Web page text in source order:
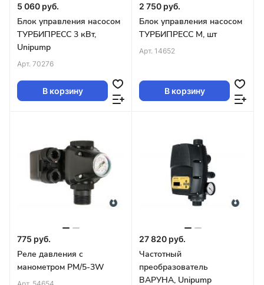
5 060 руб.
Блок управления насосом
ТУРБИПРЕСС 3 кВт,
Unipump
Арт. 70276
В корзину
2 750 руб.
Блок управления насосом
ТУРБИПРЕСС М, шт
Арт. 14652
В корзину
775 руб.
Реле давления с
манометром РМ/5-3W
27 820 руб.
Частотный
преобразователь
ВАРУНА, Unipump